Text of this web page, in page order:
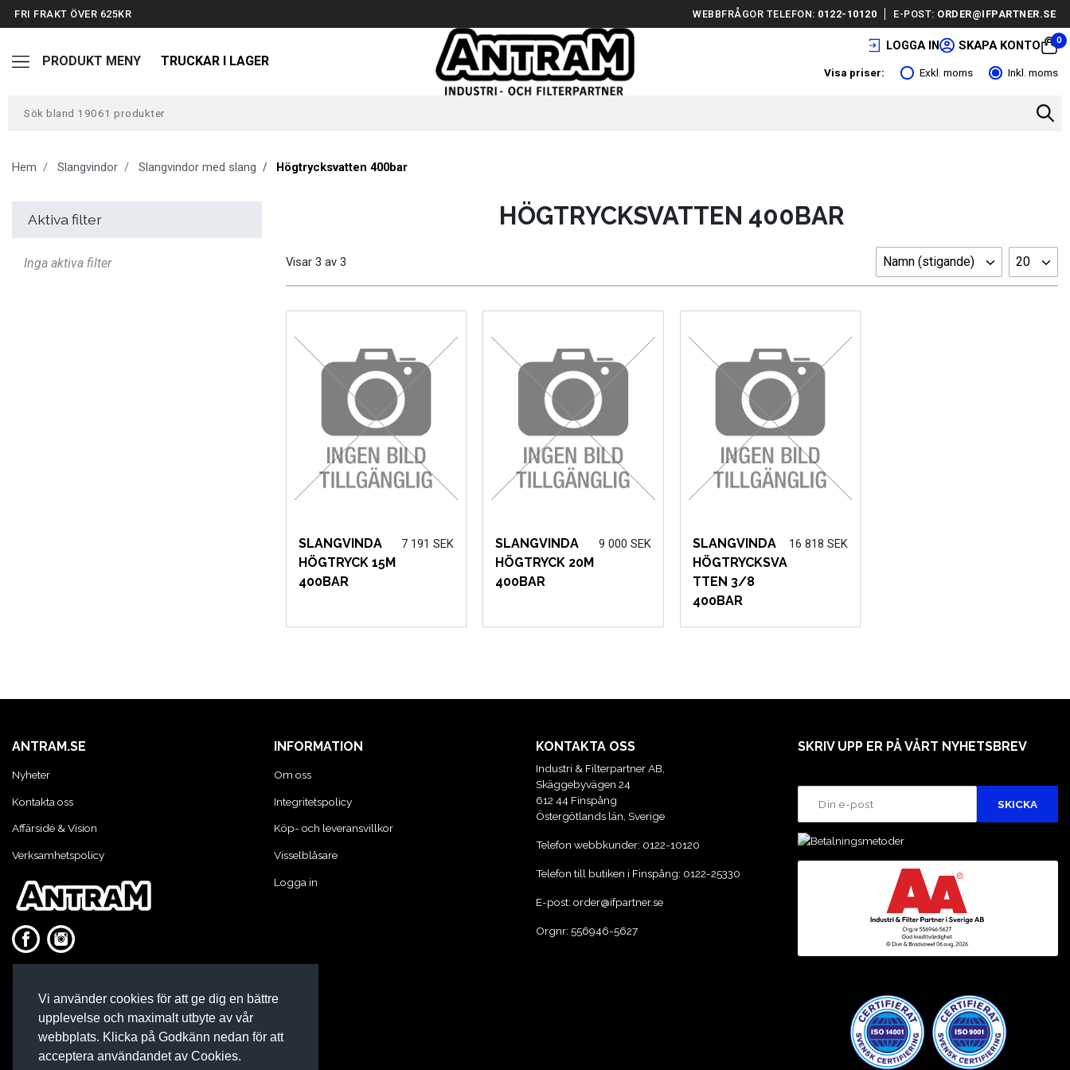
Vi använder cookies för att ge dig en bättre
upplevelse och maximalt utbyte av vår
webbplats. Klicka på Godkänn nedan för att
acceptera användandet av Cookies.
FRI FRAKT ÖVER 625KR WEBBFRÅGOR TELEFON: 0122-10120 E-POST: ORDER@IFPARTNER.SE
PRODUKT MENY TRUCKAR I LAGER
LOGGA IN SKAPA KONTO 0
Visa priser: Exkl. moms Inkl. moms
FORDONSVERKTYG EV
ARBETSPLATSUTRUSTNING
LIM & FOG
MASKINER OCH TVÄTTUTRUSTNING
MOTORCYKEL VERKSTAD
Hem Slangvindor Slangvindor med slang Högtrycksvatten 400bar
HÖGTRYCKSVATTEN 400BAR
Visar 3 av 3 Namn (stigande) 20
SLANGVINDA
HÖGTRYCK 15M
400BAR
7 191 SEK
SLANGVINDA
HÖGTRYCK 20M
400BAR
9 000 SEK
SLANGVINDA
HÖGTRYCKSVA
TTEN 3/8
400BAR
16 818 SEK
Aktiva filter
Inga aktiva filter
ANTRAM.SE
Nyheter
Kontakta oss
Affärsidé & Vision
Verksamhetspolicy
INFORMATION
Om oss
Integritetspolicy
Köp- och leveransvillkor
Visselblåsare
Logga in
KONTAKTA OSS
Industri & Filterpartner AB,
Skäggebyvägen 24
612 44 Finspång
Östergötlands län, Sverige
Telefon webbkunder: 0122-10120
Telefon till butiken i Finspång: 0122-25330
E-post: order@ifpartner.se
Orgnr: 556946-5627
SKRIV UPP ER PÅ VÅRT NYHETSBREV